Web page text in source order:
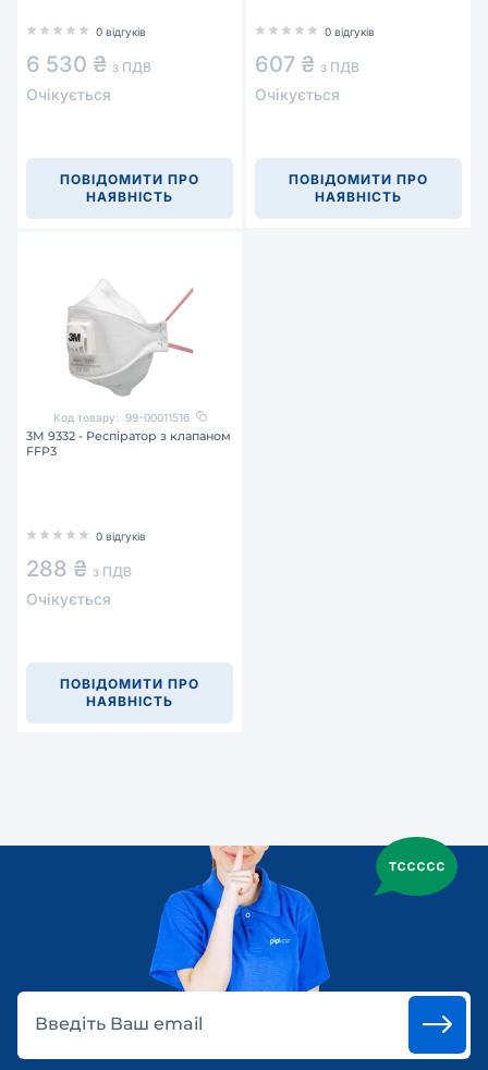
0 відгуків
6 530 ₴ з ПДВ
Очікується
ПОВІДОМИТИ ПРО
НАЯВНІСТЬ
0 відгуків
607 ₴ з ПДВ
Очікується
ПОВІДОМИТИ ПРО
НАЯВНІСТЬ
Код товару: 99-00011516
3М 9332 - Респіратор з клапаном
FFP3
0 відгуків
288 ₴ з ПДВ
Очікується
ПОВІДОМИТИ ПРО
НАЯВНІСТЬ
Введіть Ваш email